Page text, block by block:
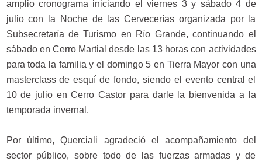
amplio cronograma iniciando el viernes 3 y sábado 4 de
julio con la Noche de las Cervecerías organizada por la
Subsecretaría de Turismo en Río Grande, continuando el
sábado en Cerro Martial desde las 13 horas con actividades
para toda la familia y el domingo 5 en Tierra Mayor con una
masterclass de esquí de fondo, siendo el evento central el
10 de julio en Cerro Castor para darle la bienvenida a la
temporada invernal.
Por último, Querciali agradeció el acompañamiento del
sector público, sobre todo de las fuerzas armadas y de